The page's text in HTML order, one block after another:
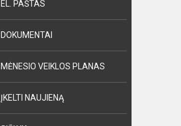
EL. PAŠTAS
DOKUMENTAI
MĖNESIO VEIKLOS PLANAS
ĮKELTI NAUJIENĄ